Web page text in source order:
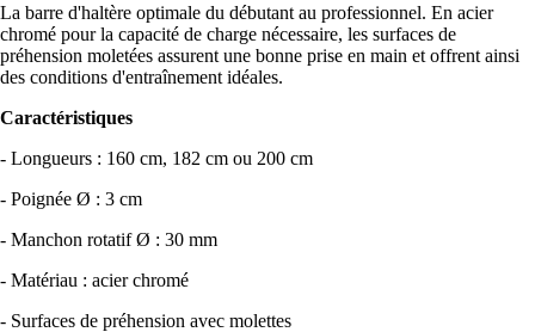
La barre d'haltère optimale du débutant au professionnel. En acier
chromé pour la capacité de charge nécessaire, les surfaces de
préhension moletées assurent une bonne prise en main et offrent ainsi
des conditions d'entraînement idéales.
Caractéristiques
- Longueurs : 160 cm, 182 cm ou 200 cm
- Poignée Ø : 3 cm
- Manchon rotatif Ø : 30 mm
- Matériau : acier chromé
- Surfaces de préhension avec molettes